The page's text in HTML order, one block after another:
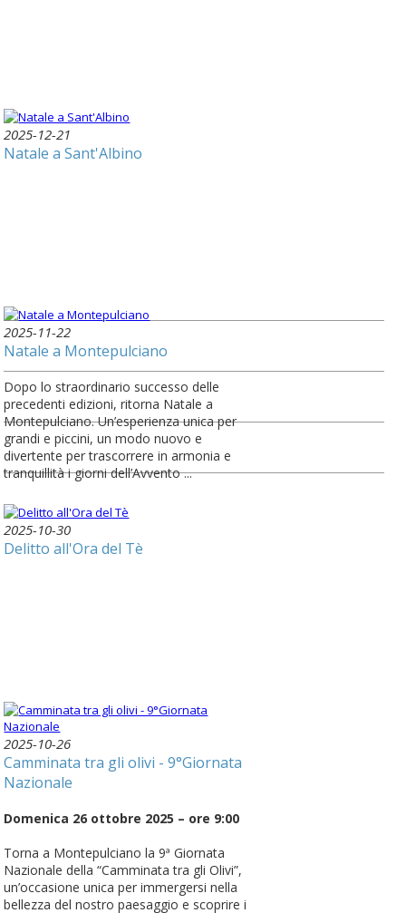
2025-12-21
Natale a Sant'Albino
2025-11-22
Natale a Montepulciano
Dopo lo straordinario successo delle
precedenti edizioni, ritorna Natale a
Montepulciano. Un’esperienza unica per
grandi e piccini, un modo nuovo e
divertente per trascorrere in armonia e
tranquillità i giorni dell’Avvento ...
2025-10-30
Delitto all'Ora del Tè
2025-10-26
Camminata tra gli olivi - 9°Giornata
Nazionale
Domenica 26 ottobre 2025 – ore 9:00
Torna a Montepulciano la 9ª Giornata
Nazionale della “Camminata tra gli Olivi”,
un’occasione unica per immergersi nella
bellezza del nostro paesaggio e scoprire i